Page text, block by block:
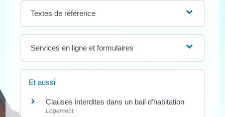
Textes de référence
Services en ligne et formulaires
Et aussi
Clauses interdites dans un bail d'habitation
Logement